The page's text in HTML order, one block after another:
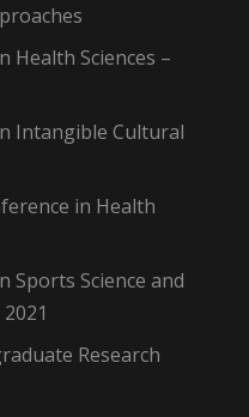
Health Sciences –
Intangible Cultural
in Health
Sports Science and
Research